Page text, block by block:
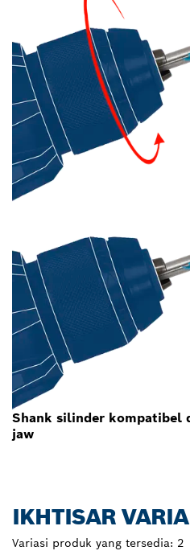
Shank silinder kompatibel
jaw
IKHTISAR
Variasi produk yang tersedia: 2